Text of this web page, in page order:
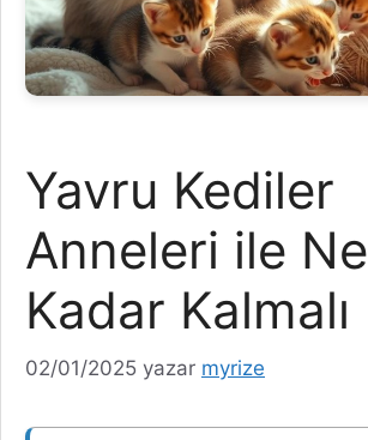
Yavru Kediler
Anneleri ile Ne
Kadar Kalmalı
02/01/2025 yazar myrize